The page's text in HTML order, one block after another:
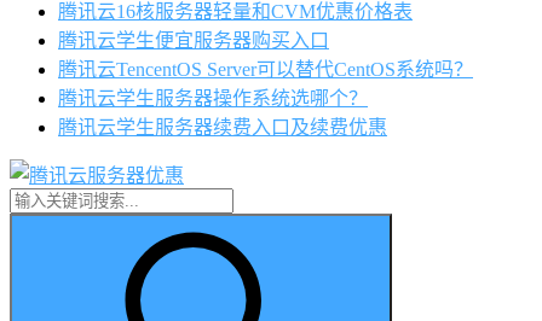
腾讯云16核服务器轻量和CVM优惠价格表
腾讯云学生便宜服务器购买入口
腾讯云TencentOS Server可以替代CentOS系统吗？
腾讯云学生服务器操作系统选哪个？
腾讯云学生服务器续费入口及续费优惠